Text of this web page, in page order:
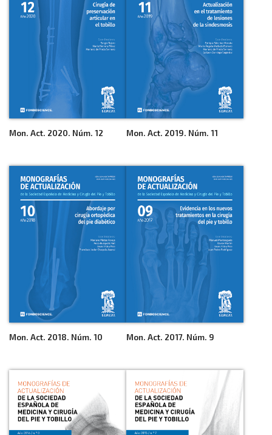
Mon. Act. 2020. Núm. 12 Mon. Act. 2019. Núm. 11
Mon. Act. 2018. Núm. 10 Mon. Act. 2017. Núm. 9